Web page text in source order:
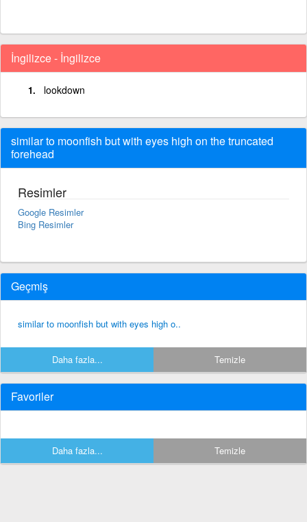
İngilizce - İngilizce
lookdown
similar to moonfish but with eyes high on the truncated
forehead
Resimler
Google Resimler
Bing Resimler
Geçmiş
similar to moonfish but with eyes high o..
Daha fazla... Temizle
Favoriler
Daha fazla... Temizle